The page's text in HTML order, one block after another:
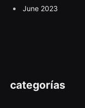
June 2023
categorías